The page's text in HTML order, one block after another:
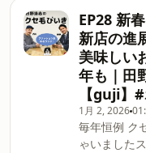
もご相談く
話題だと助
大丈夫です
ジナルグッ
Charles et
リュス）に
す。Charles
ャルリュス
store.jp/fs/
田野愛用の
ングバッグは
https://
store/
EP28 新
新店の進
美味しい
年も｜田
【guji】
1月 2, 2026
毎年恒例 ク
ゃいました